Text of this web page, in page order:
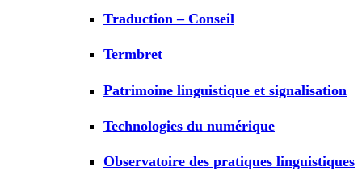
Traduction – Conseil
Termbret
Patrimoine linguistique et signalisation
Technologies du numérique
Observatoire des pratiques linguistiques